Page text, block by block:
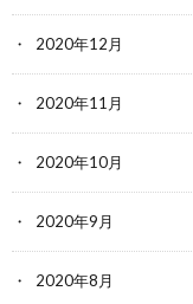
2020年12月
2020年11月
2020年10月
2020年9月
2020年8月